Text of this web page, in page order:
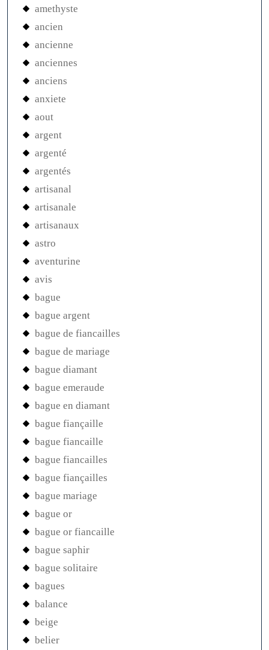
amethyste
ancien
ancienne
anciennes
anciens
anxiete
aout
argent
argenté
argentés
artisanal
artisanale
artisanaux
astro
aventurine
avis
bague
bague argent
bague de fiancailles
bague de mariage
bague diamant
bague emeraude
bague en diamant
bague fiançaille
bague fiancaille
bague fiancailles
bague fiançailles
bague mariage
bague or
bague or fiancaille
bague saphir
bague solitaire
bagues
balance
beige
belier